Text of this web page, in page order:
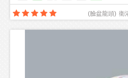
衛
(臉盆龍頭)